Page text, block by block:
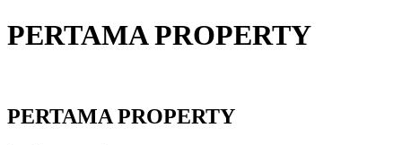
PERTAMA PROPERTY
PERTAMA PROPERTY